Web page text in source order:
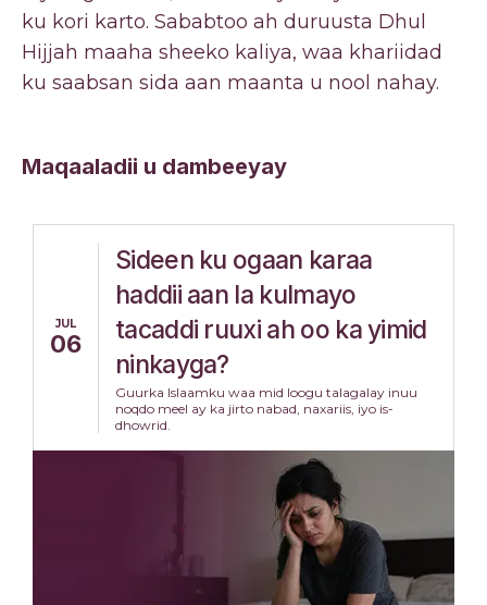
ku kori karto. Sababtoo ah duruusta Dhul
Hijjah maaha sheeko kaliya, waa khariidad
ku saabsan sida aan maanta u nool nahay.
Maqaaladii u dambeeyay
JUL
06
Sideen ku ogaan karaa
haddii aan la kulmayo
tacaddi ruuxi ah oo ka yimid
ninkayga?
Guurka Islaamku waa mid loogu talagalay inuu
noqdo meel ay ka jirto nabad, naxariis, iyo is-
dhowrid.